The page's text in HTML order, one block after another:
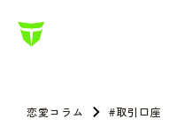
恋愛コラム #取引口座